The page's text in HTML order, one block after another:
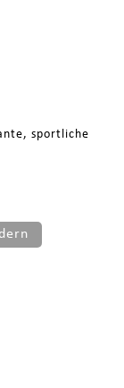
sportliche